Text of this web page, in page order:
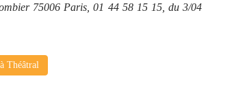
75006 Paris, 01 44 58 15 15, du 3/04
Théâtral